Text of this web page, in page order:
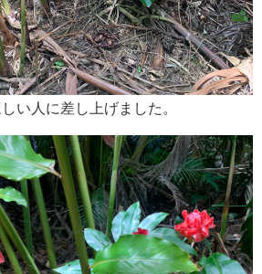
い人に差し上げました。